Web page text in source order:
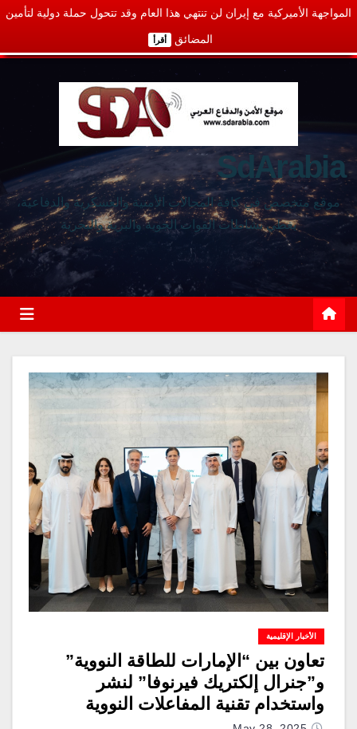
المواجهة الأميركية مع إيران لن تنتهي هذا العام وقد تتحول حملة دولية لتأمين
المضائق أقرأ
SdArabia
موقع متخصص في كافة المجالات الأمنية والعسكرية والدفاعية،
يغطي نشاطات القوات الجوية والبرية والبحرية
الأخبار الإقليمية
تعاون بين “الإمارات للطاقة النووية”
و”جنرال إلكتريك فيرنوفا” لنشر
واستخدام تقنية المفاعلات النووية